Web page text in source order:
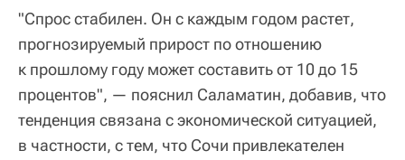
"Спрос стабилен. Он с каждым годом растет,
прогнозируемый прирост по отношению
к прошлому году может составить от 10 до 15
процентов", — пояснил Саламатин, добавив, что
тенденция связана с экономической ситуацией,
в частности, с тем, что Сочи привлекателен